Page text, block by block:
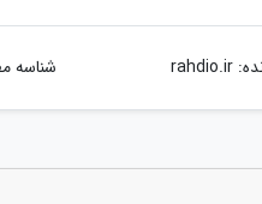
rahdio.ir شناسه